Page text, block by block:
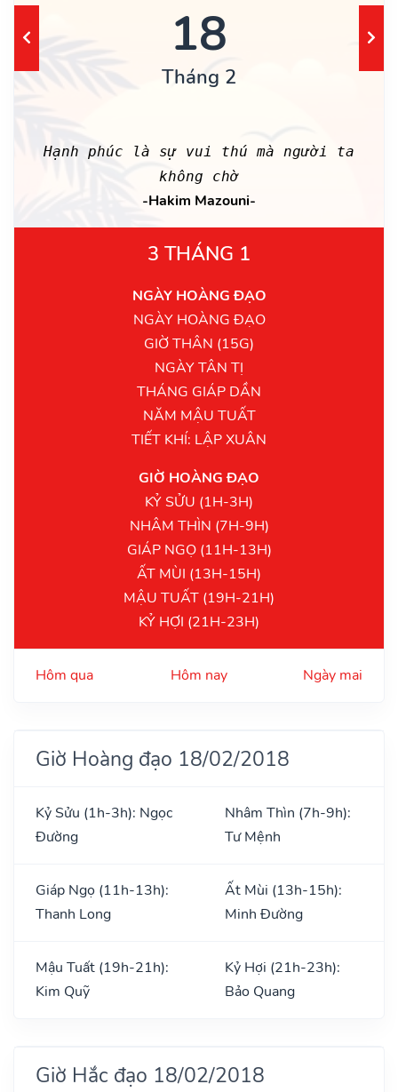
18
Tháng 2
Hạnh phúc là sự vui thú mà người ta
không chờ
-Hakim Mazouni-
3 THÁNG 1
NGÀY HOÀNG ĐẠO
NGÀY HOÀNG ĐẠO
GIỜ THÂN (15G)
NGÀY TÂN TỊ
THÁNG GIÁP DẦN
NĂM MẬU TUẤT
TIẾT KHÍ: LẬP XUÂN
GIỜ HOÀNG ĐẠO
KỶ SỬU (1H-3H)
NHÂM THÌN (7H-9H)
GIÁP NGỌ (11H-13H)
ẤT MÙI (13H-15H)
MẬU TUẤT (19H-21H)
KỶ HỢI (21H-23H)
Hôm qua Hôm nay Ngày mai
Giờ Hoàng đạo 18/02/2018
Kỷ Sửu (1h-3h): Ngọc
Đường
Nhâm Thìn (7h-9h):
Tư Mệnh
Giáp Ngọ (11h-13h):
Thanh Long
Ất Mùi (13h-15h):
Minh Đường
Mậu Tuất (19h-21h):
Kim Quỹ
Kỷ Hợi (21h-23h):
Bảo Quang
Giờ Hắc đạo 18/02/2018